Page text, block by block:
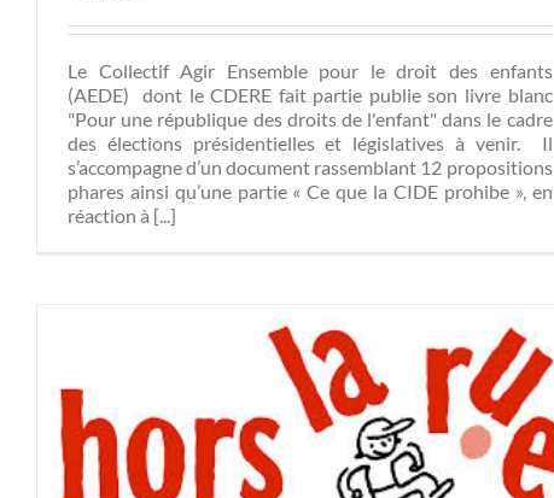
Le Collectif Agir Ensemble pour le droit des enfants
(AEDE) dont le CDERE fait partie publie son livre blanc
"Pour une république des droits de l'enfant" dans le cadre
des élections présidentielles et législatives à venir. Il
s’accompagne d’un document rassemblant 12 propositions
phares ainsi qu’une partie « Ce que la CIDE prohibe », en
réaction à [...]